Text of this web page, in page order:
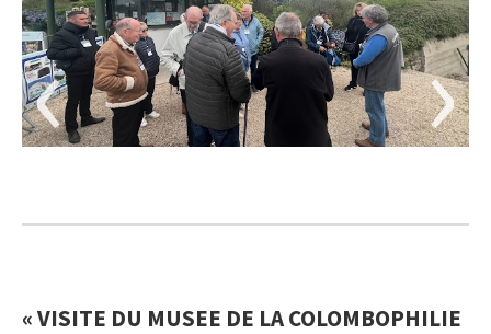
‹ ›
« VISITE DU MUSEE DE LA COLOMBOPHILIE